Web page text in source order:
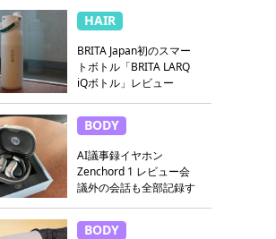
HAIR
BRITA Japan初のスマー
トボトル「BRITA LARQ
iQボトル」レビュー
BODY
AI議事録イヤホン
Zenchord 1 レビュー会
議外の会話も全部記録す
BODY